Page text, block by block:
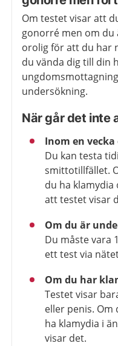
Om testet visar att
gonorré men om du
orolig för att du har
du vända dig till din
undersökning.
När går det inte
Inom en
Du kan testa
smittotillfället.
du ha
att testet visar
Om du är
Du måste vara
ett test via
Om du har
Testet visar
eller penis. Om
ha klamydia i
visar det.